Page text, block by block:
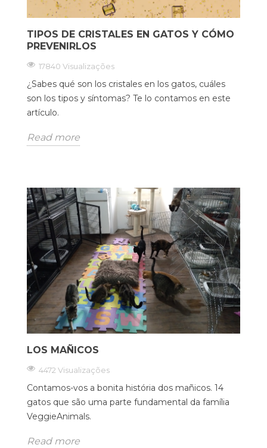
TIPOS DE CRISTALES EN GATOS Y CÓMO
PREVENIRLOS
17840 Visualizações
¿Sabes qué son los cristales en los gatos, cuáles
son los tipos y síntomas? Te lo contamos en este
artículo.
Read more
LOS MAÑICOS
4472 Visualizações
Contamos-vos a bonita história dos mañicos. 14
gatos que são uma parte fundamental da família
VeggieAnimals.
Read more